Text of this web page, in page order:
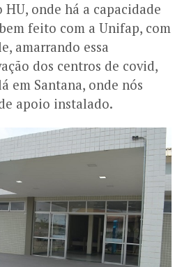
onde há a capacidade
feito com a Unifap, com
amarrando essa
dos centros de covid,
em Santana, onde nós
apoio instalado.